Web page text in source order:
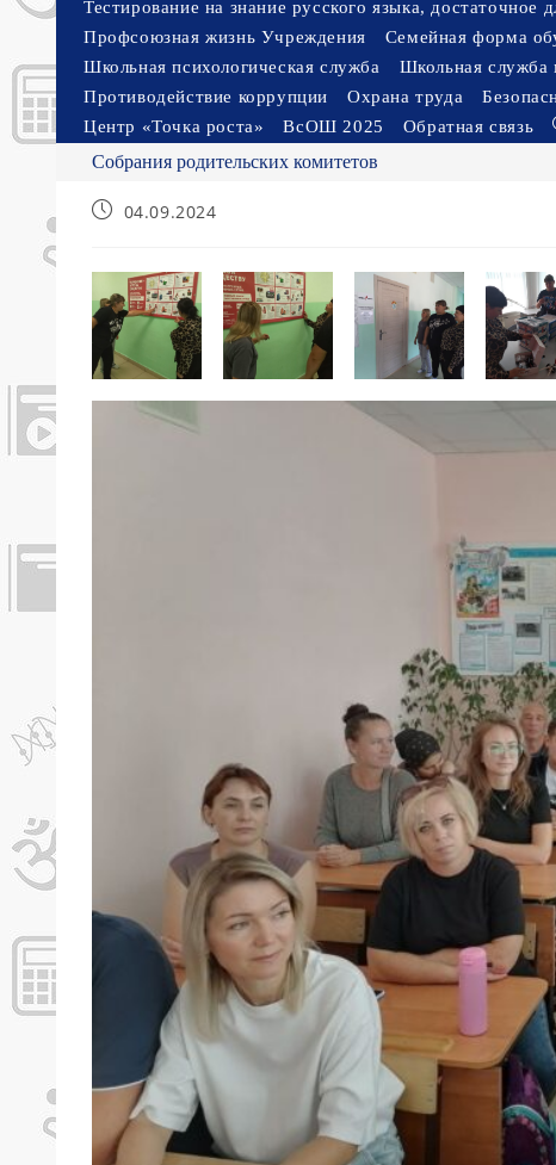
Тестирование на знание русского языка,
Профсоюзная жизнь Учреждения
Семейная форма
Школьная психологическая служба
Школьная служба
Противодействие коррупции
Охрана труда
Центр «Точка роста»
ВсОШ 2025 Обратная связь
Собрания родительских комитетов
Запись04.09.2024